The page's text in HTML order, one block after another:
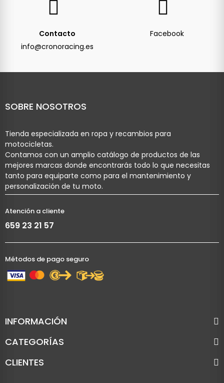
Contacto
info@cronoracing.es
Facebook
SOBRE NOSOTROS
Tienda especializada en ropa y recambios para
motocicletas.
Contamos con un amplio catálogo de productos de las
mejores marcas donde encontrarás todo lo que necesitas
tanto para equiparte como para el mantenimiento y
personalización de tu moto.
Atención a cliente
659 23 21 57
Métodos de pago seguro
INFORMACIÓN
CATEGORÍAS
CLIENTES